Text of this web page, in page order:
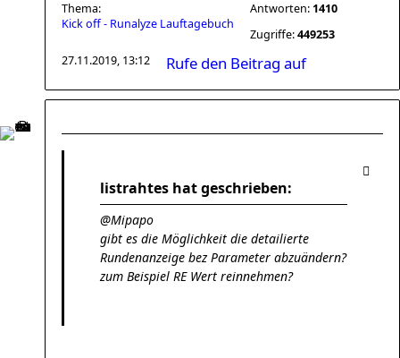
Thema:
Kick off - Runalyze Lauftagebuch
Antworten: 1410
Zugriffe:449253
27.11.2019, 13:12
Rufe den Beitrag auf
listrahtes hat geschrieben:
@Mipapo
gibt es die Möglichkeit die detailierte
Rundenanzeige bez Parameter abzuändern?
zum Beispiel RE Wert reinnehmen?